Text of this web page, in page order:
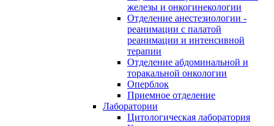
железы и онкогинекологии
Отделение анестезиологии -
реанимации с палатой
реанимации и интенсивной
терапии
Отделение абдоминальной и
торакальной онкологии
Оперблок
Приемное отделение
Лаборатории
Цитологическая лаборатория